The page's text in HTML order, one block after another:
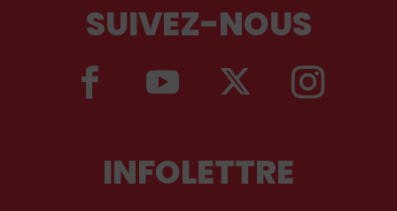
SUIVEZ-NOUS
INFOLETTRE